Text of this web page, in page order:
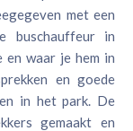
met een
buschauffeur in
waar je hem in
en goede
in het park. De
gemaakt en